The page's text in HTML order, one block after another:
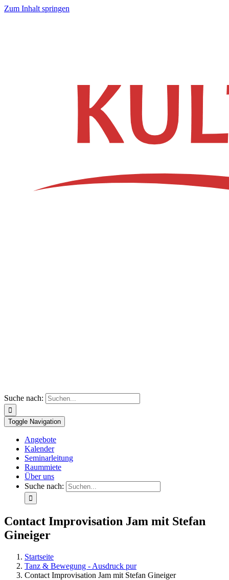
Zum Inhalt springen
Suche nach:
Toggle Navigation
Angebote
Kalender
Seminarleitung
Raummiete
Über uns
Suche nach:
Contact Improvisation Jam mit Stefan
Gineiger
Startseite
Tanz & Bewegung - Ausdruck pur
Contact Improvisation Jam mit Stefan Gineiger